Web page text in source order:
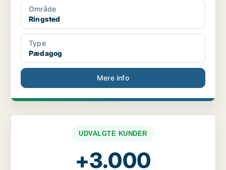
Område
Ringsted
Type
Pædagog
Mere info
UDVALGTE KUNDER
+3.000